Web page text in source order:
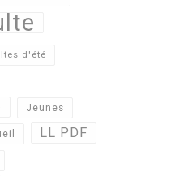
d'été
Jeunes
LL PDF